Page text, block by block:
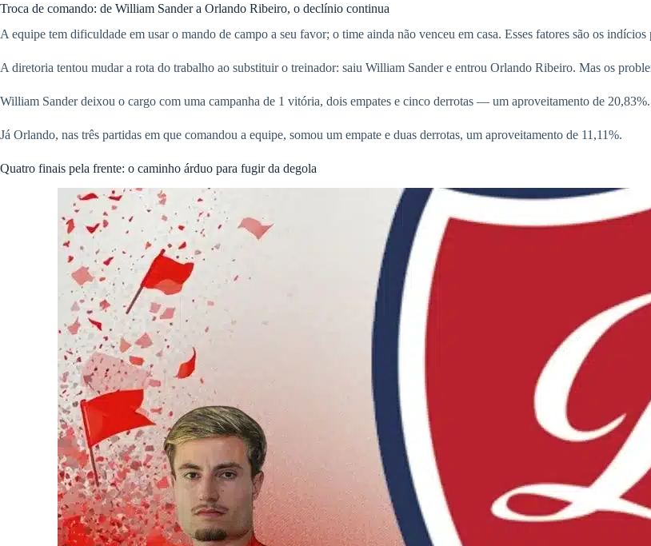
Troca de comando: de William Sander a Orlando Ribeiro, o declínio continua
A equipe tem dificuldade em usar o mando de campo a seu favor; o time ainda não venceu em casa. Esses fatores são os indícios
A diretoria tentou mudar a rota do trabalho ao substituir o treinador: saiu William Sander e entrou Orlando Ribeiro. Mas os
William Sander deixou o cargo com uma campanha de 1 vitória, dois empates e cinco derrotas — um aproveitamento de 20,83%.
Já Orlando, nas três partidas em que comandou a equipe, somou um empate e duas derrotas, um aproveitamento de 11,11%.
Quatro finais pela frente: o caminho árduo para fugir da degola